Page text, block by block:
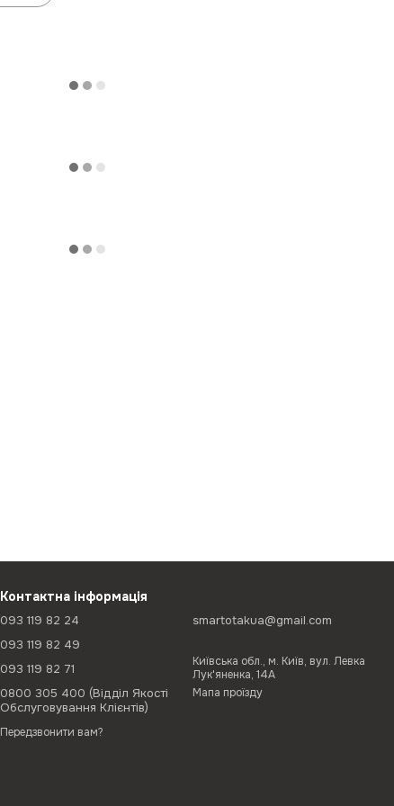
Контактна інформація
093 119 82 24
093 119 82 49
093 119 82 71
0800 305 400 (Відділ Якості
Обслуговування Клієнтів)
Передзвонити вам?
smartotakua@gmail.com
Київська обл., м. Київ, вул. Левка
Лук'яненка, 14А
Мапа проїзду